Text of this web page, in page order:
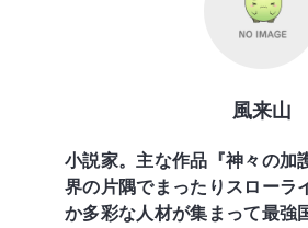
風来山
小説家。主な作品『神々の加
界の片隅でまったりスローラ
か多彩な人材が集まって最強